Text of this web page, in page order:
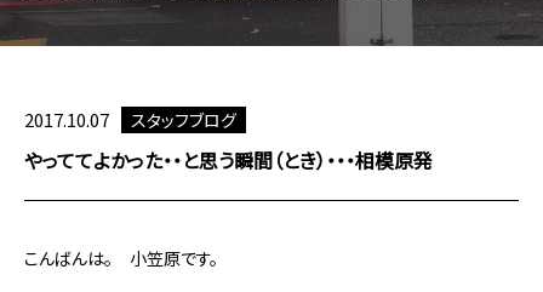
2017.10.07 スタッフブログ
やっててよかった・・と思う瞬間（とき）・・・相模原発
こんばんは。 小笠原です。